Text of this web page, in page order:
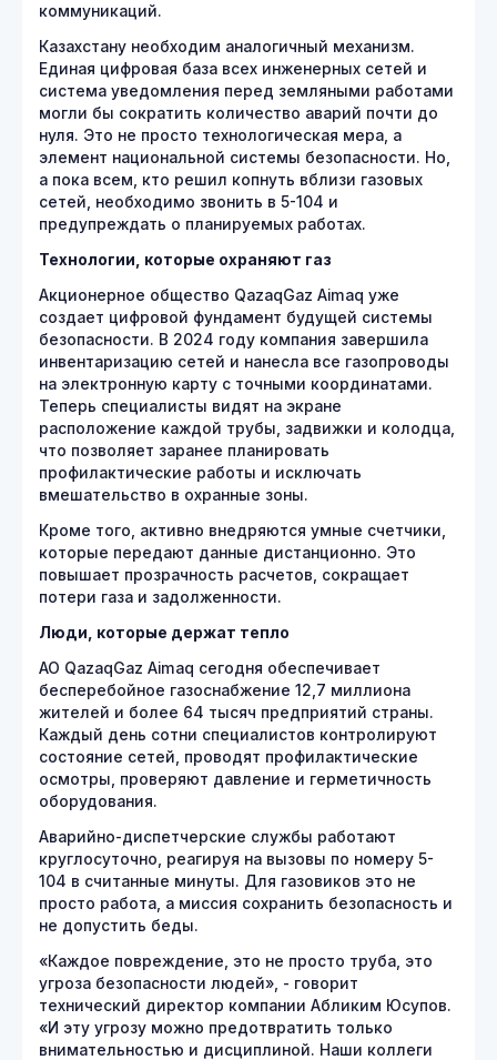
коммуникаций.
Казахстану необходим аналогичный механизм.
Единая цифровая база всех инженерных сетей и
система уведомления перед земляными работами
могли бы сократить количество аварий почти до
нуля. Это не просто технологическая мера, а
элемент национальной системы безопасности. Но,
а пока всем, кто решил копнуть вблизи газовых
сетей, необходимо звонить в 5-104 и
предупреждать о планируемых работах.
Технологии, которые охраняют газ
Акционерное общество QazaqGaz Aimaq уже
создает цифровой фундамент будущей системы
безопасности. В 2024 году компания завершила
инвентаризацию сетей и нанесла все газопроводы
на электронную карту с точными координатами.
Теперь специалисты видят на экране
расположение каждой трубы, задвижки и колодца,
что позволяет заранее планировать
профилактические работы и исключать
вмешательство в охранные зоны.
Кроме того, активно внедряются умные счетчики,
которые передают данные дистанционно. Это
повышает прозрачность расчетов, сокращает
потери газа и задолженности.
Люди, которые держат тепло
АО QazaqGaz Aimaq сегодня обеспечивает
бесперебойное газоснабжение 12,7 миллиона
жителей и более 64 тысяч предприятий страны.
Каждый день сотни специалистов контролируют
состояние сетей, проводят профилактические
осмотры, проверяют давление и герметичность
оборудования.
Аварийно-диспетчерские службы работают
круглосуточно, реагируя на вызовы по номеру 5-
104 в считанные минуты. Для газовиков это не
просто работа, а миссия сохранить безопасность и
не допустить беды.
«Каждое повреждение, это не просто труба, это
угроза безопасности людей», - говорит
технический директор компании Абликим Юсупов.
«И эту угрозу можно предотвратить только
внимательностью и дисциплиной. Наши коллеги